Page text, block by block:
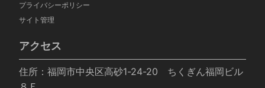
プライバシーポリシー
サイト管理
アクセス
住所：福岡市中央区高砂1-24-20 ちくぎん福岡ビル